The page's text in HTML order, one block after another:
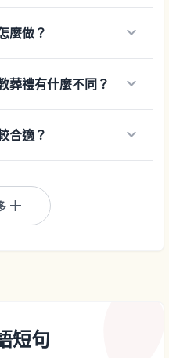
麼做？ keyboard_arrow_down
葬禮有什麼不同？ keyboard_arrow_down
合適？ keyboard_arrow_down
add
短句